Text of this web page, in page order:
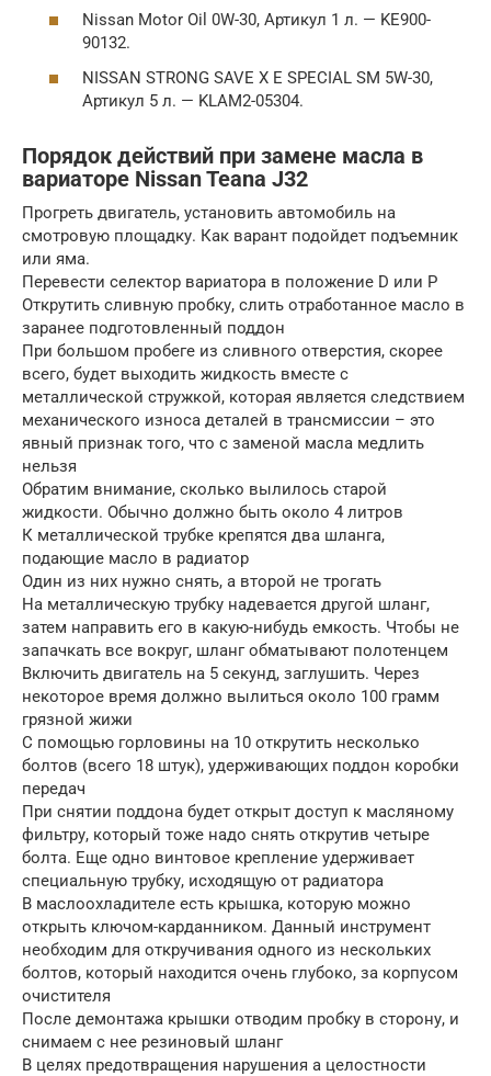
Nissan Motor Oil 0W-30, Артикул 1 л. — KE900-
90132.
NISSAN STRONG SAVE X E SPECIAL SM 5W-30,
Артикул 5 л. — KLAM2-05304.
Порядок действий при замене масла в
вариаторе Nissan Teana J32
Прогреть двигатель, установить автомобиль на
смотровую площадку. Как варант подойдет подъемник
или яма.
Перевести селектор вариатора в положение D или P
Открутить сливную пробку, слить отработанное масло в
заранее подготовленный поддон
При большом пробеге из сливного отверстия, скорее
всего, будет выходить жидкость вместе с
металлической стружкой, которая является следствием
механического износа деталей в трансмиссии – это
явный признак того, что с заменой масла медлить
нельзя
Обратим внимание, сколько вылилось старой
жидкости. Обычно должно быть около 4 литров
К металлической трубке крепятся два шланга,
подающие масло в радиатор
Один из них нужно снять, а второй не трогать
На металлическую трубку надевается другой шланг,
затем направить его в какую-нибудь емкость. Чтобы не
запачкать все вокруг, шланг обматывают полотенцем
Включить двигатель на 5 секунд, заглушить. Через
некоторое время должно вылиться около 100 грамм
грязной жижи
С помощью горловины на 10 открутить несколько
болтов (всего 18 штук), удерживающих поддон коробки
передач
При снятии поддона будет открыт доступ к масляному
фильтру, который тоже надо снять открутив четыре
болта. Еще одно винтовое крепление удерживает
специальную трубку, исходящую от радиатора
В маслоохладителе есть крышка, которую можно
открыть ключом-карданником. Данный инструмент
необходим для откручивания одного из нескольких
болтов, который находится очень глубоко, за корпусом
очистителя
После демонтажа крышки отводим пробку в сторону, и
снимаем с нее резиновый шланг
В целях предотвращения нарушения а целостности